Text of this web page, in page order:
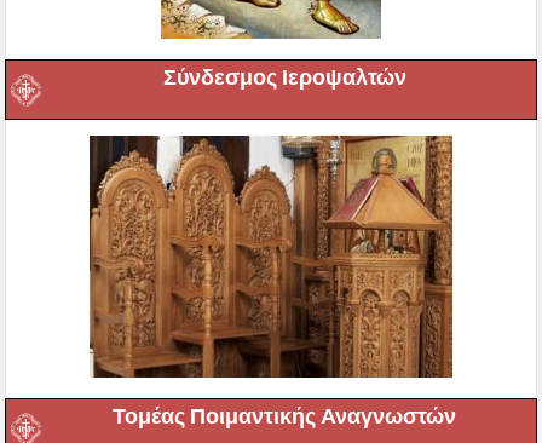
Σύνδεσμος Ιεροψαλτών
Τομέας Ποιμαντικής Αναγνωστών